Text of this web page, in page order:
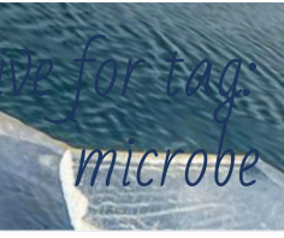
for tag:
microbe